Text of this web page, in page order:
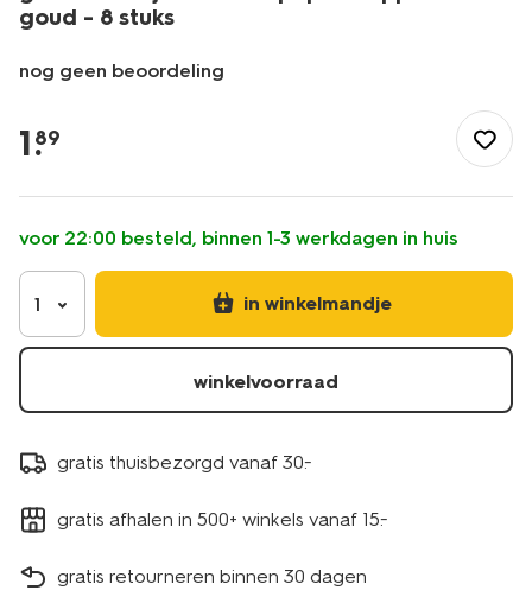
goud - 8 stuks
nog geen beoordeling
%E2%8C%8017.5cm-
papier-
goud-
-8-
stuks-
14250304.html
1.
89
voor 22:00 besteld, binnen 1-3 werkdagen in huis
1 in winkelmandje
winkelvoorraad
gratis thuisbezorgd vanaf 30.-
gratis afhalen in 500+ winkels vanaf 15.-
gratis retourneren binnen 30 dagen